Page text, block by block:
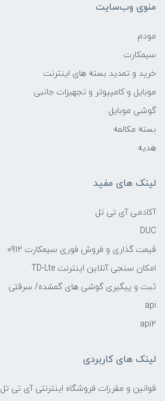
منوی وب‌سایت
مودم
سیمکارت
خرید و تمدید بسته های اینترنت
موبایل و کامپیوتر و تجهیزات جانبی
گوشی موبایل
بسته مکالمه
هدیه
لینک های مفید
آکادمی آی تی تل
DUC
قیمت گذاری و فروش فوری سیمکارت 0912
امکان سنجی آنلاین اینترنت TD-Lte
ثبت و پیگیری گوشی های گمشده/ سرقتی
api
api2
لینک های کاربردی
قوانین و مقررات فروشگاه اینترنتی آی تی تل